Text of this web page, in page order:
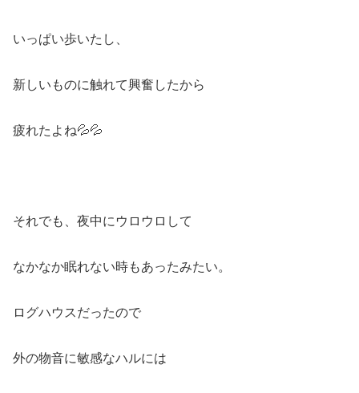
いっぱい歩いたし、
新しいものに触れて興奮したから
疲れたよね💦💦
それでも、夜中にウロウロして
なかなか眠れない時もあったみたい。
ログハウスだったので
外の物音に敏感なハルには